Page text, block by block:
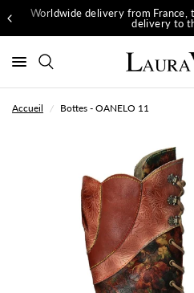
Worldwide delivery from France,
delivery to
Accueil / Bottes - OANELO 11